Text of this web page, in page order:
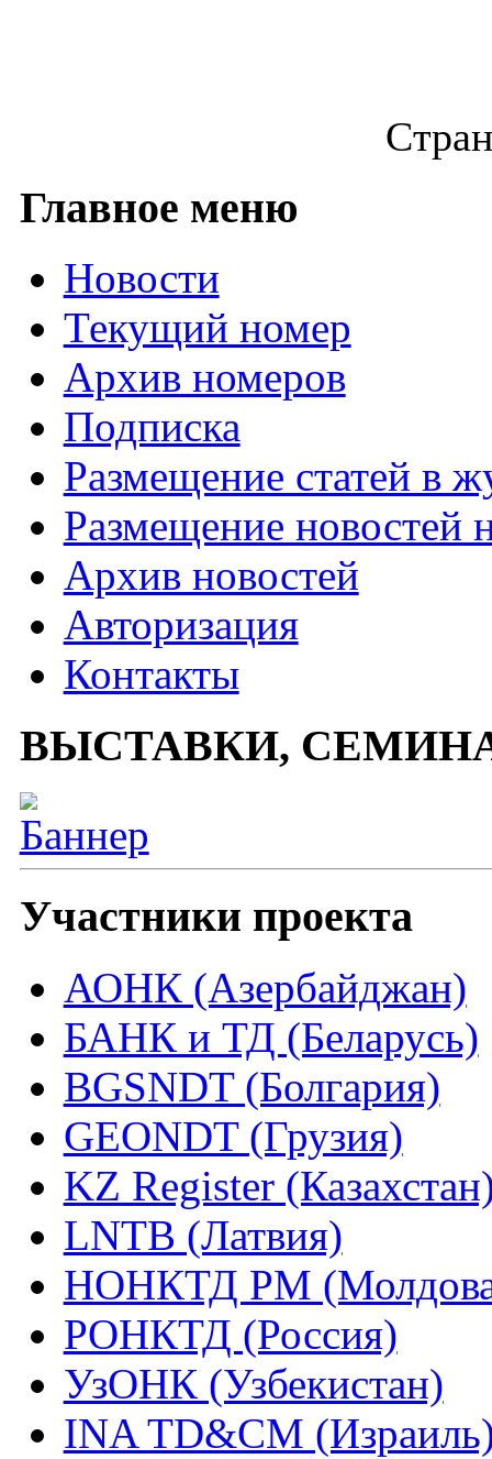
Главное меню
Новости
Текущий номер
Архив номеров
Подписка
Размещение статей в
Размещение новостей
Архив новостей
Авторизация
Контакты
ВЫСТАВКИ,
Участники проекта
АОНК (Азербайджан)
БАНК и ТД (Беларусь)
BGSNDT (Болгария)
GEONDT (Грузия)
KZ Register
LNTB (Латвия)
НОНКТД РМ
РОНКТД (Россия)
УзОНК (Узбекистан)
INA TD&CM